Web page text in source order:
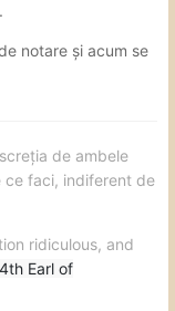
in gura dar nu
pozitia in
pozitii: nota 5,5
tinand cont de ce
poate fi vorba
incearca sa
notare și acum se
de ambele
faci, indiferent de
ridiculous, and
Earl of